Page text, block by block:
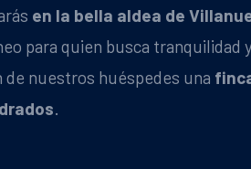
en la bella aldea de
para quien busca tranquilidad
de nuestros huéspedes una
.